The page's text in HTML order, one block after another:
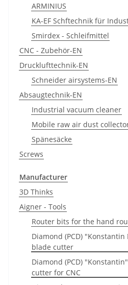
ARMINIUS
KA-EF Schftechnik für
Smirdex - Schleifmittel
CNC - Zubehör-EN
Drucklufttechnik-EN
Schneider airsystems-EN
Absaugtechnik-EN
Industrial vacuum cleaner
Mobile raw air dust
Spänesäcke
Screws
Manufacturer
3D Thinks
Aigner - Tools
Router bits for the hand
Diamond (PCD)
blade cutter
Diamond (PCD)
cutter for CNC